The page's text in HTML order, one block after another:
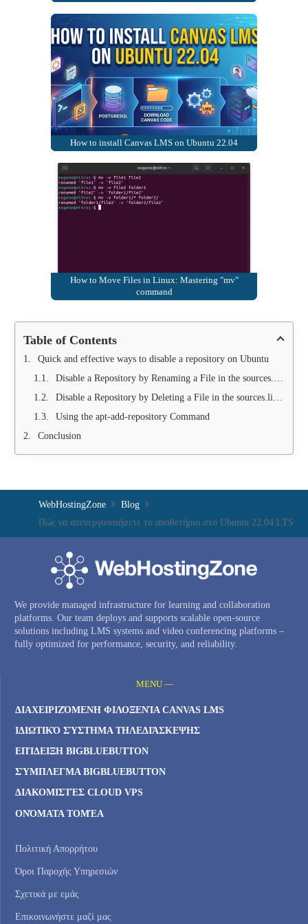
How to install Canvas LMS on Ubuntu 22.04
How to Move Files in Linux: Mastering "mv"
command
Table of Contents
Quick and effective ways to disable a repository on Ubuntu
Disable a Repository by Renaming a File in the sources.list.d Folder
Disable a Repository by Deleting a File in the sources.list.d Folder
Using the apt-add-repository Command
Conclusion
WebHostingZone
Blog
Πώς να απενεργοποιήσετε το αποθετήριο στο Ubuntu 22.04 LTS
We provide managed infrastructure for learning and collaboration
platforms. Our team deploys and supports scalable open-source
solutions including LMS systems and video conferencing platforms –
fully optimized for performance, security, and reliability.
MENU —
ΔΙΑΧΕΙΡΙΖΌΜΕΝΗ ΦΙΛΟΞΕΝΊΑ CANVAS LMS
ΙΔΙΩΤΙΚΌ ΣΎΣΤΗΜΑ ΤΗΛΕΔΙΆΣΚΕΨΗΣ
ΕΠΊΔΕΙΞΗ BIGBLUEBUTTON
ΣΎΜΠΛΕΓΜΑ BIGBLUEBUTTON
ΔΙΑΚΟΜΙΣΤΈΣ CLOUD VPS
ΟΝΌΜΑΤΑ ΤΟΜΈΑ
Πολιτική Απορρήτου
Όροι Παροχής Υπηρεσιών
Σχετικά με εμάς
Επικοινωνήστε μαζί μας